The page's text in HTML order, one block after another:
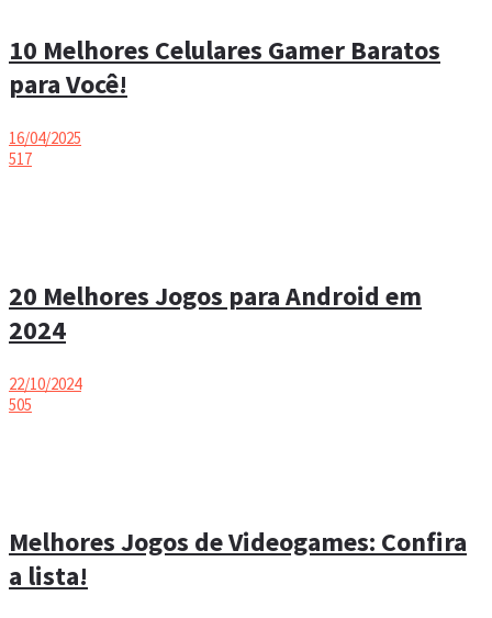
10 Melhores Celulares Gamer Baratos
para Você!
16/04/2025
517
20 Melhores Jogos para Android em
2024
22/10/2024
505
Melhores Jogos de Videogames: Confira
a lista!